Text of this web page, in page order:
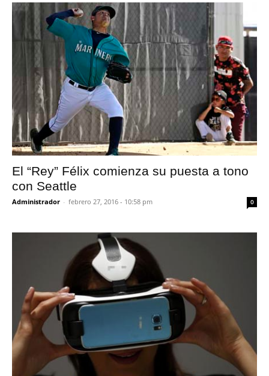
El “Rey” Félix comienza su puesta a tono
con Seattle
Administrador - febrero 27, 2016 - 10:58 pm 0